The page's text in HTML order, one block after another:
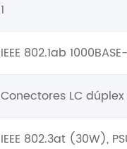
1
IEEE 802.1ab
Conectores LC dúplex
IEEE 802.3at (30W),